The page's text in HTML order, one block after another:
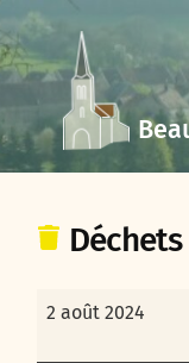
Déchets
recyclables
2 août 2024